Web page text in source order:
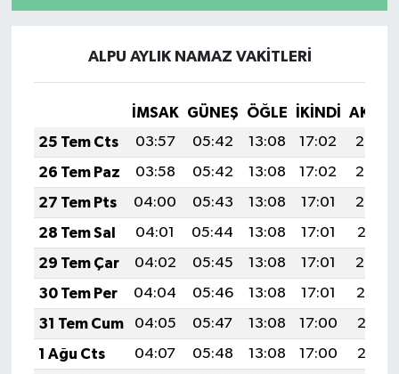
ALPU AYLIK NAMAZ VAKITLERI
İMSAK GÜNEŞ ÖĞLE İKINDI
25 Tem Cts
03:57 05:42 13:08 17:02
20:24
26 Tem Paz
03:58 05:42 13:08 17:02
20:23
27 Tem Pts
04:00 05:43 13:08 17:01
20:22
28 Tem Sal
04:01 05:44 13:08 17:01
20:21
29 Tem Çar
04:02 05:45 13:08 17:01
20:20
30 Tem Per
04:04 05:46 13:08 17:01
20:19
31 Tem Cum
04:05 05:47 13:08 17:00
20:18
1 Ağu Cts
04:07 05:48 13:08 17:00
20:17